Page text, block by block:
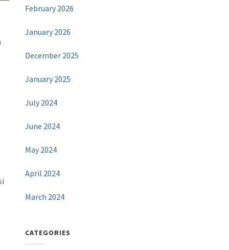
February 2026
January 2026
December 2025
January 2025
July 2024
June 2024
May 2024
April 2024
March 2024
CATEGORIES